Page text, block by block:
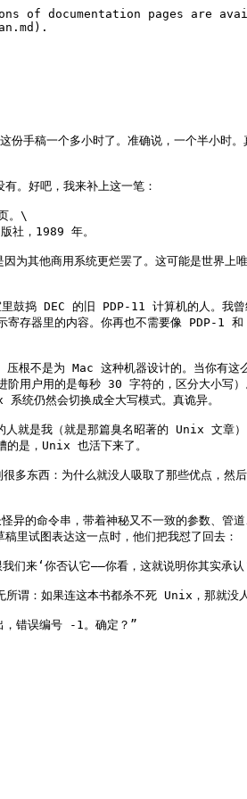
of documentation pages are
手稿一个多小时了。准确说，一个半小时
。好吧，我来补上这一笔：
。\
社，1989 年。
其他商用系统更烂罢了。这可能是世界上
鼓捣 DEC 的旧 PDP-11 计算机的人。我曾
寄存器里的内容。你再也不需要像 PDP-1
是为 Mac 这种机器设计的。当你有这么
用户用的是每秒 30 字符的，区分大小写）
统仍然会切换成全大写模式。真诡异。
就是我（就是那篇臭名昭著的 Unix 文章
的是，Unix 也活下来了。
东西：为什么就没人吸取了那些优点，然
异的命令串，带着神秘又不一致的参数、管
里试图表达这一点时，他们把我怼了回去：
们来‘你否认它——你看，这就说明你其实承
谓：如果连这本书都杀不死 Unix，那就没人
，错误编号 -1。确定？”